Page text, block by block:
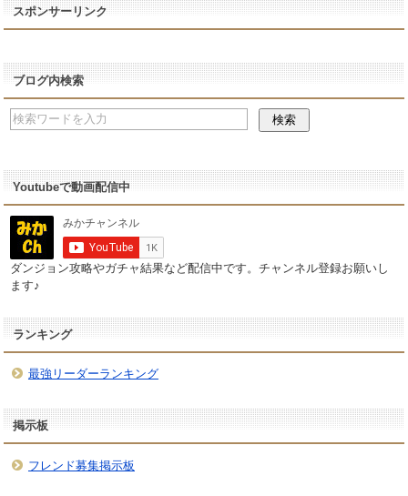
スポンサーリンク
ブログ内検索
Youtubeで動画配信中
ダンジョン攻略やガチャ結果など配信中です。チャンネル登録お願いし
ます♪
ランキング
最強リーダーランキング
掲示板
フレンド募集掲示板